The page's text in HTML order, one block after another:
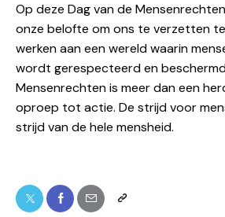
Op deze Dag van de
onze belofte om ons te verzetten
werken aan een wereld waarin
wordt gerespecteerd en
Mensenrechten is meer dan een
oproep tot actie. De strijd voor
strijd van de hele mensheid.